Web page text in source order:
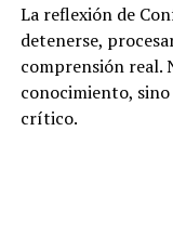
La reflexión de
detenerse,
comprensión real.
conocimiento,
crítico.